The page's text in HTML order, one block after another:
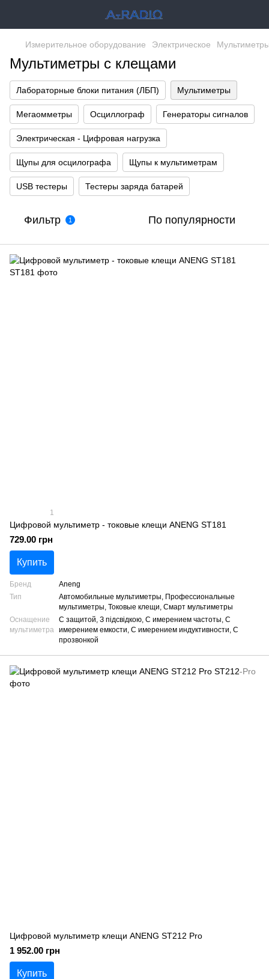
Измерительное оборудование Электрическое
Мультиметры с клещами
Лабораторные блоки питания (ЛБП) Мультиметры
Мегаомметры Осциллограф Генераторы сигналов
Электрическая - Цифровая нагрузка
Щупы для осцилографа Щупы к мультиметрам
USB тестеры Тестеры заряда батарей
Фильтр 1 По популярности
1
Цифровой мультиметр - токовые клещи ANENG ST181
729.00 грн
Купить
Бренд
Aneng
Тип
Автомобильные мультиметры, Профессиональные
мультиметры, Токовые клещи, Смарт мультиметры
Оснащение
мультиметра
С защитой, З підсвідкою, С имерением частоты, С
имерением емкости, С имерением индуктивности, С
прозвонкой
Цифровой мультиметр клещи ANENG ST212 Pro
1 952.00 грн
Купить